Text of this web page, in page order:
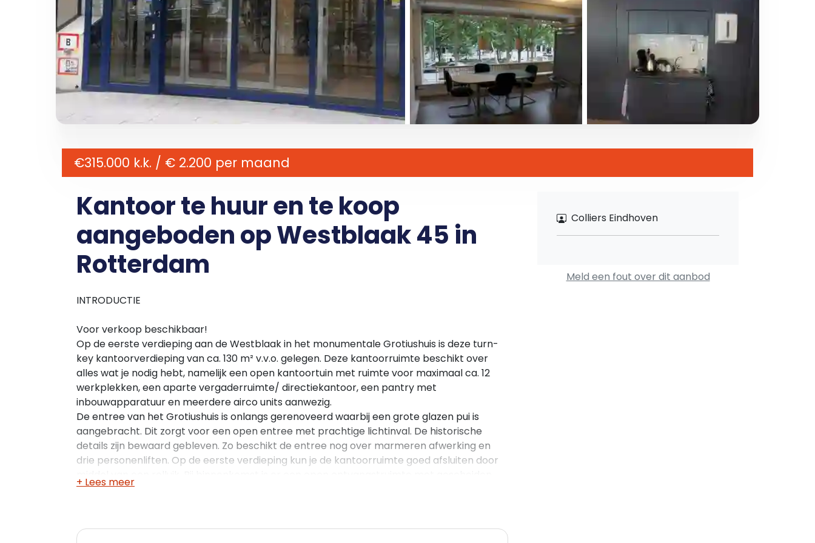
€315.000 k.k. / € 2.200 per maand
Kantoor te huur en te koop
aangeboden op Westblaak 45 in
Rotterdam
INTRODUCTIE
Voor verkoop beschikbaar!
Op de eerste verdieping aan de Westblaak in het monumentale Grotiushuis is deze turn-
key kantoorverdieping van ca. 130 m² v.v.o. gelegen. Deze kantoorruimte beschikt over
alles wat je nodig hebt, namelijk een open kantoortuin met ruimte voor maximaal ca. 12
werkplekken, een aparte vergaderruimte/ directiekantoor, een pantry met
inbouwapparatuur en meerdere airco units aanwezig.
De entree van het Grotiushuis is onlangs gerenoveerd waarbij een grote glazen pui is
aangebracht. Dit zorgt voor een open entree met prachtige lichtinval. De historische
details zijn bewaard gebleven. Zo beschikt de entree nog over marmeren afwerking en
drie personenliften. Op de eerste verdieping kun je de kantoorruimte goed afsluiten door
toiletgroepen aan de zijkant, vloerafwerking door middel van een laminaatvloer,
van airco en het systeemplafond is voorzien van geïntegreerde LED
+ Lees meer
Colliers Eindhoven
Meld een fout over dit aanbod